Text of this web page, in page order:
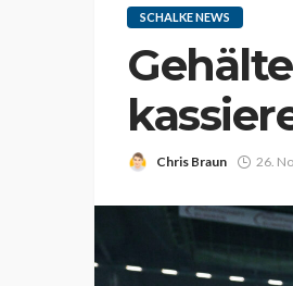
SCHALKE NEWS
Chris Braun 26.